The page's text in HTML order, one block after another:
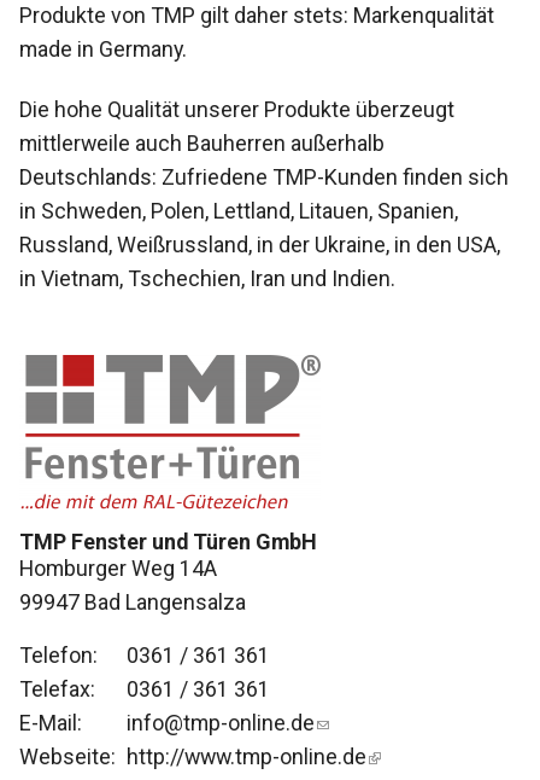
TMP Fenster und Türen GmbH
Homburger Weg 14A
99947 Bad Langensalza
Telefon:
0361 / 361 361
Telefax:
0361 / 361 361
E-Mail:
info@tmp-online.de
Webseite: http://www.tmp-online.de
Produkte von TMP gilt daher stets: Markenqualität
made in Germany.
Die hohe Qualität unserer Produkte überzeugt
mittlerweile auch Bauherren außerhalb
Deutschlands: Zufriedene TMP-Kunden finden sich
in Schweden, Polen, Lettland, Litauen, Spanien,
Russland, Weißrussland, in der Ukraine, in den USA,
in Vietnam, Tschechien, Iran und Indien.